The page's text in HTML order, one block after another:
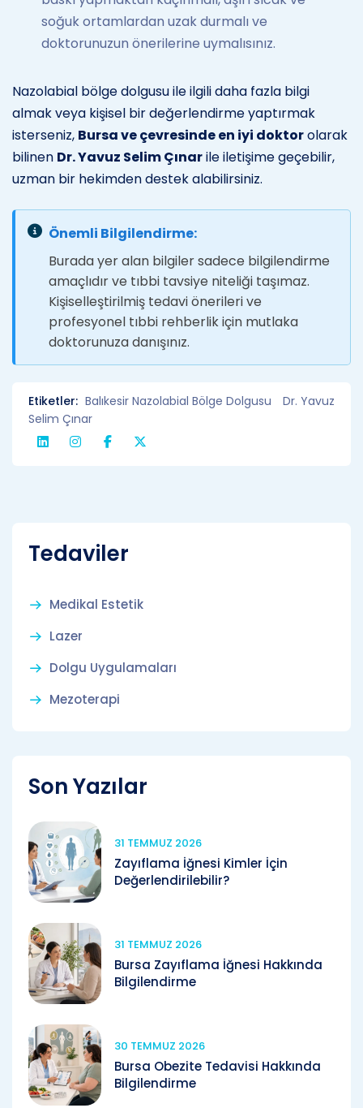
soğuk ortamlardan uzak durmalı ve
doktorunuzun önerilerine uymalısınız.
Nazolabial bölge dolgusu ile ilgili daha fazla bilgi
almak veya kişisel bir değerlendirme yaptırmak
isterseniz, Bursa ve çevresinde en iyi doktorolarak
bilinen Dr. Yavuz Selim Çınarile iletişime geçebilir,
uzman bir hekimden destek alabilirsiniz.
Önemli Bilgilendirme:
Burada yer alan bilgiler sadece bilgilendirme
amaçlıdır ve tıbbi tavsiye niteliği taşımaz.
Kişiselleştirilmiş tedavi önerileri ve
profesyonel tıbbi rehberlik için mutlaka
doktorunuza danışınız.
Etiketler: Balıkesir Nazolabial Bölge Dolgusu
Dr. Yavuz
Selim Çınar
Tedaviler
Medikal Estetik
Lazer
Dolgu Uygulamaları
Mezoterapi
Son Yazılar
31 TEMMUZ 2026
Zayıflama İğnesi Kimler İçin
Değerlendirilebilir?
31 TEMMUZ 2026
Bursa Zayıflama İğnesi Hakkında
Bilgilendirme
30 TEMMUZ 2026
Bursa Obezite Tedavisi Hakkında
Bilgilendirme